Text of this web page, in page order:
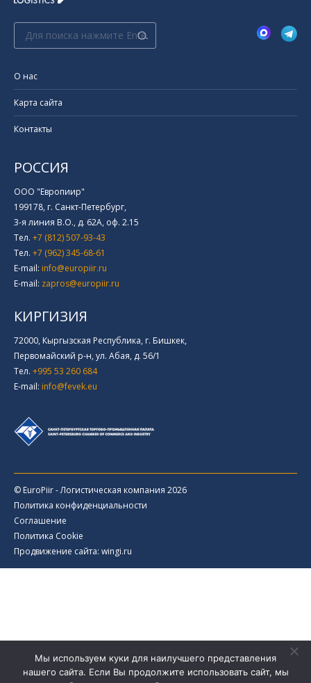
Поиск:
РОССИЯ
ООО "Европиир"
199178, г. Санкт-Петербург,
3-я линия В.О., д. 62А, оф. 2.15
Тел. +7 (812) 507-93-43
Тел. +7 (962) 345-68-61
E-mail: info@europiir.ru
E-mail: zapros@europiir.ru
КИРГИЗИЯ
72000, Кыргызская Республика, г. Бишкек,
Первомайский р-н, ул. Абая, д. 56/1
Тел. +995 53 260 684
E-mail: info@fevek.eu
О нас
Карта сайта
Контакты
© EuroPiir - Логистическая компания 2026
Политика конфиденциальности
Соглашение
Политика Cookie
Продвижение сайта: wingi.ru
Мы используем куки для наилучшего представления
нашего сайта. Если Вы продолжите использовать сайт, мы